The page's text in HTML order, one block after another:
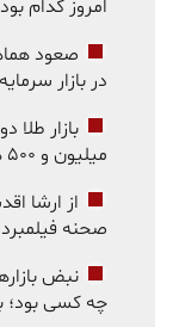
امروز کدام
صعود
در بازار
میلیون و ۵۰۰ هزار تومان شد
صحنه
چه کسی بود؛